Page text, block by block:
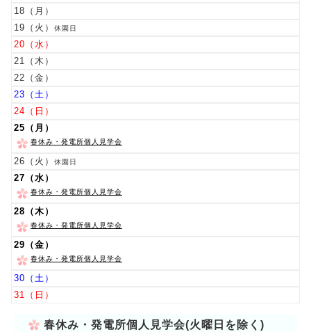
18
19
休園日
20
21
22
23
24
25
春休み・発電所個人見学会
26 休園日
27
春休み・発電所個人見学会
28
春休み・発電所個人見学会
29
春休み・発電所個人見学会
30
31
春休み・発電所個人見学会(火曜日を除く)